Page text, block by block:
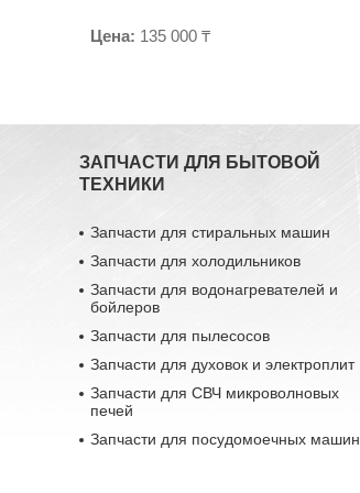
Цена: 135 000 ₸
ЗАПЧАСТИ ДЛЯ БЫТОВОЙ
ТЕХНИКИ
Запчасти для стиральных машин
Запчасти для холодильников
Запчасти для водонагревателей и
бойлеров
Запчасти для пылесосов
Запчасти для духовок и электроплит
Запчасти для СВЧ микроволновых
печей
Запчасти для посудомоечных машин